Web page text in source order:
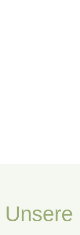
Unsere